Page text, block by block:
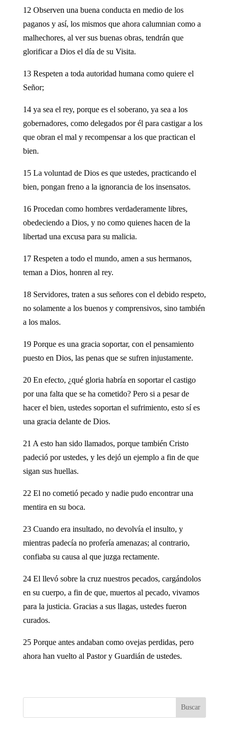
12 Observen una buena conducta en medio de los
paganos y así, los mismos que ahora calumnian como a
malhechores, al ver sus buenas obras, tendrán que
glorificar a Dios el día de su Visita.
13 Respeten a toda autoridad humana como quiere el
Señor;
14 ya sea el rey, porque es el soberano, ya sea a los
gobernadores, como delegados por él para castigar a los
que obran el mal y recompensar a los que practican el
bien.
15 La voluntad de Dios es que ustedes, practicando el
bien, pongan freno a la ignorancia de los insensatos.
16 Procedan como hombres verdaderamente libres,
obedeciendo a Dios, y no como quienes hacen de la
libertad una excusa para su malicia.
17 Respeten a todo el mundo, amen a sus hermanos,
teman a Dios, honren al rey.
18 Servidores, traten a sus señores con el debido respeto,
no solamente a los buenos y comprensivos, sino también
a los malos.
19 Porque es una gracia soportar, con el pensamiento
puesto en Dios, las penas que se sufren injustamente.
20 En efecto, ¿qué gloria habría en soportar el castigo
por una falta que se ha cometido? Pero si a pesar de
hacer el bien, ustedes soportan el sufrimiento, esto sí es
una gracia delante de Dios.
21 A esto han sido llamados, porque también Cristo
padeció por ustedes, y les dejó un ejemplo a fin de que
sigan sus huellas.
22 El no cometió pecado y nadie pudo encontrar una
mentira en su boca.
23 Cuando era insultado, no devolvía el insulto, y
mientras padecía no profería amenazas; al contrario,
confiaba su causa al que juzga rectamente.
24 El llevó sobre la cruz nuestros pecados, cargándolos
en su cuerpo, a fin de que, muertos al pecado, vivamos
para la justicia. Gracias a sus llagas, ustedes fueron
curados.
25 Porque antes andaban como ovejas perdidas, pero
ahora han vuelto al Pastor y Guardián de ustedes.
Buscar